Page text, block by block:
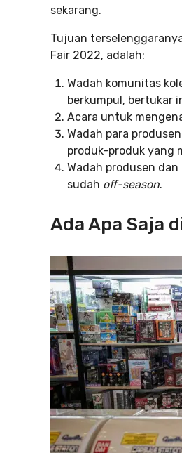
sekarang.
Tujuan
Fair 2022, adalah:
Wadah komunitas
berkumpul, bertukar
Acara untuk
Wadah para
produk-produk yang
Wadah produsen
sudah off-season.
Ada Apa Saja